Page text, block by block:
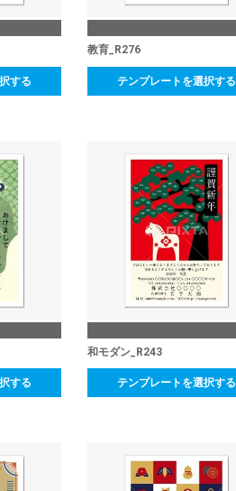
する
教育_R276
テンプレートを選択する
する
和モダン_R243
テンプレートを選択する